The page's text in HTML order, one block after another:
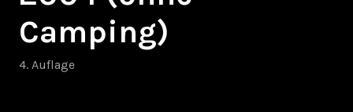
Camping)
4. Auflage